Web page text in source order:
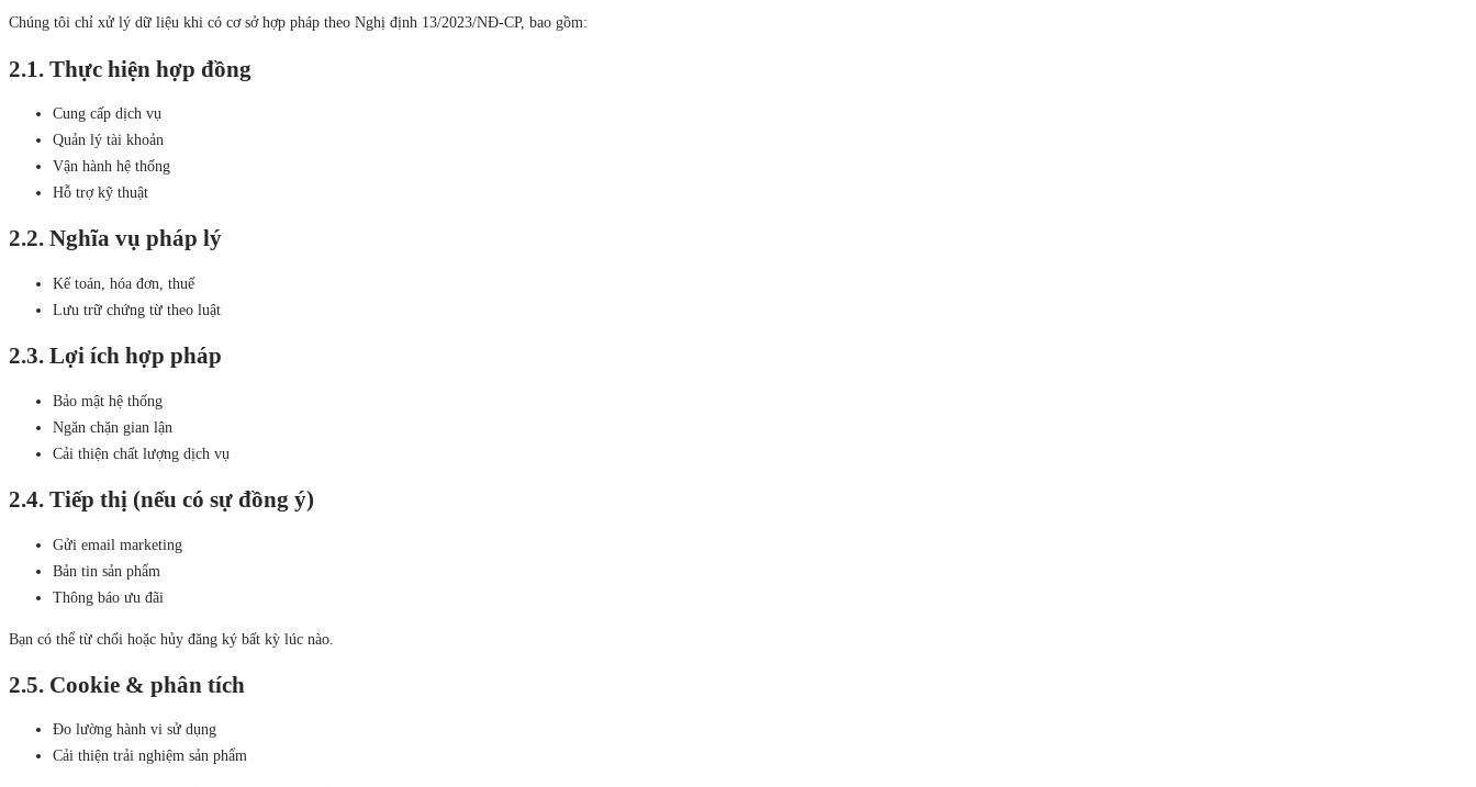
Chúng tôi chỉ xử lý dữ liệu khi có cơ sở hợp pháp theo Nghị định 13/2023/NĐ-CP, bao gồm:
2.1. Thực hiện hợp đồng
Cung cấp dịch vụ
Quản lý tài khoản
Vận hành hệ thống
Hỗ trợ kỹ thuật
2.2. Nghĩa vụ pháp lý
Kế toán, hóa đơn, thuế
Lưu trữ chứng từ theo luật
2.3. Lợi ích hợp pháp
Bảo mật hệ thống
Ngăn chặn gian lận
Cải thiện chất lượng dịch vụ
2.4. Tiếp thị (nếu có sự đồng ý)
Gửi email marketing
Bản tin sản phẩm
Thông báo ưu đãi
Bạn có thể từ chối hoặc hủy đăng ký bất kỳ lúc nào.
2.5. Cookie & phân tích
Đo lường hành vi sử dụng
Cải thiện trải nghiệm sản phẩm